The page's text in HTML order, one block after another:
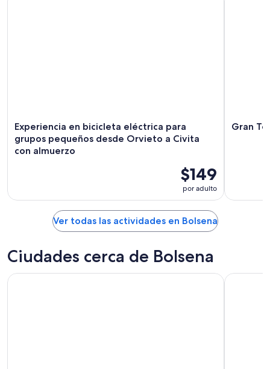
Experiencia en bicicleta eléctrica para
grupos pequeños desde Orvieto a Civita
con almuerzo
$149
por adulto
Gran
Ver todas las actividades en Bolsena
Ciudades cerca de Bolsena